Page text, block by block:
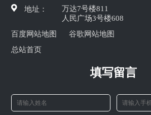
地址：
万达7号楼811
人民广场3号楼608
百度网站地图
谷歌网站地图
总站首页
填写留言